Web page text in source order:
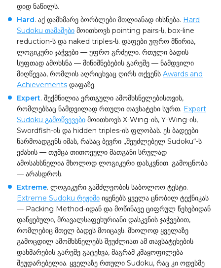
დიდ ნაწილს.
Hard. აქ დამხმარე ბორბლები მთლიანად იხსნება. Hard
Sudoku თამაშები მოითხოვს pointing pairs-ს, box-line
reduction-ს და naked triples-ს. დაფები უფრო მწირია,
ლოგიკური ჯაჭვები — უფრო გრძელი. რთული ბადის
სუფთად ამოხსნა — მინიშნებების გარეშე — ნამდვილი
მიღწევაა, რომლის აღრიცხვაც ღირს თქვენს Awards and
Achievements დაფაზე.
Expert. შექმნილია ერთგული ამომხსნელებისთვის,
რომლებსაც ნამდვილად რთული თავსატეხი სურთ. Expert
Sudoku გამოწვევები მოითხოვს X-Wing-ის, Y-Wing-ის,
Swordfish-ის და hidden triples-ის ფლობას. ეს ბადეები
წარმოადგენს იმას, რასაც ბევრი „შეუძლებელ Sudoku“-ს
ეძახის — თუმცა თითოეული მათგანი სრულად
ამოსახსნელია მხოლოდ ლოგიკური დასკვნით. გამოცნობა
— არასდროს.
Extreme. ლოგიკური გამძლეობის საბოლოო ტესტი.
Extreme Sudoku რეჟიმი იყენებს ყველა ცნობილ ტექნიკას
— Packing Method-იდან და მოწინავე ციფრულ წესებიდან
დაწყებული, მრავალსაფეხურიანი დასკვნის ჯაჭვებით,
რომლებიც მთელ ბადეს მოიცავს. მხოლოდ ყველაზე
გამოცდილ ამომხსნელებს შეუძლიათ ამ თავსატეხების
დახმარების გარეშე გატეხვა, მაგრამ კმაყოფილება
შეუდარებელია. ყველაზე რთული Sudoku, რაც კი ოდესმე